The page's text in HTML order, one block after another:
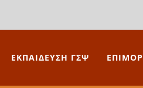
ΕΚΠΑΙΔΕΥΣΗ ΓΣΨ